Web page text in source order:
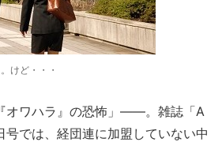
けど・・・
オワハラ』の恐怖」――。雑誌「A
号では、経団連に加盟していない中